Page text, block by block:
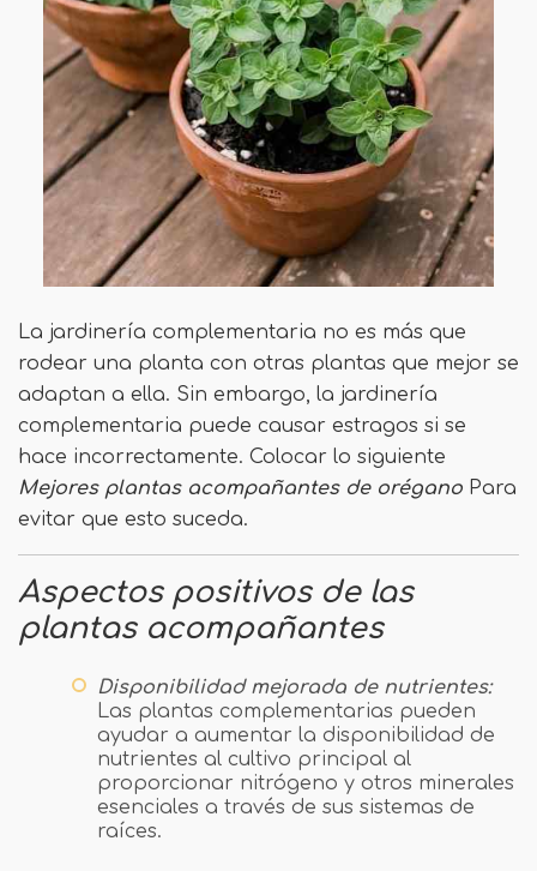
La jardinería complementaria no es más que
rodear una planta con otras plantas que mejor se
adaptan a ella. Sin embargo, la jardinería
complementaria puede causar estragos si se
hace incorrectamente. Colocar lo siguiente
Mejores plantas acompañantes de orégano Para
evitar que esto suceda.
Aspectos positivos de las
plantas acompañantes
Disponibilidad mejorada de nutrientes:
Las plantas complementarias pueden
ayudar a aumentar la disponibilidad de
nutrientes al cultivo principal al
proporcionar nitrógeno y otros minerales
esenciales a través de sus sistemas de
raíces.